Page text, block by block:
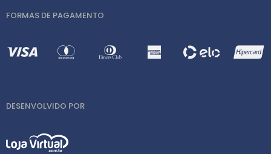
FORMAS DE PAGAMENTO
DESENVOLVIDO POR